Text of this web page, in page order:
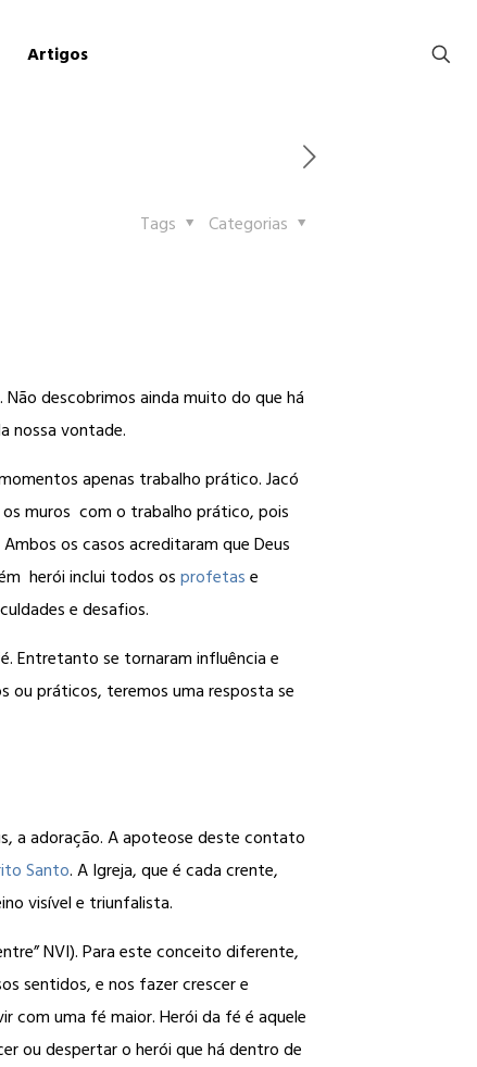
Artigos
Categorias
Tags
. Não descobrimos ainda muito do que há
nossa vontade.
apenas trabalho prático. Jacó
os muros com o trabalho prático, pois
Ambos os casos acreditaram que Deus
herói inclui todos osprofetase
e desafios.
Entretanto se tornaram influência e
ou práticos, teremos uma resposta se
a adoração. A apoteose deste contato
Santo. A Igreja, que é cada crente,
visível e triunfalista.
NVI). Para este conceito diferente,
sentidos, e nos fazer crescer e
com uma fé maior. Herói da fé é aquele
ou despertar o herói que há dentro de